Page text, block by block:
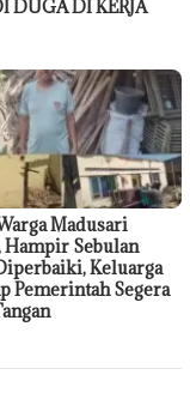
DUGA DI KERJA
Madusari
Sebulan
Keluarga
Pemerintah Segera